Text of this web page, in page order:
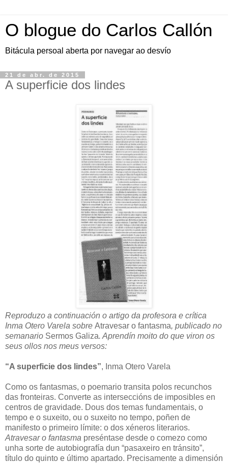
O blogue do Carlos Callón
Bitácula persoal aberta por navegar ao desvío
21 de abr. de 2015
A superficie dos lindes
Reproduzo a continuación o artigo da profesora e crítica
Inma Otero Varela sobre Atravesar o fantasma, publicado no
semanario Sermos Galiza. Aprendín moito do que viron os
seus ollos nos meus versos:
“A superficie dos lindes”, Inma Otero Varela
Como os fantasmas, o poemario transita polos recunchos
das fronteiras. Converte as interseccións de imposibles en
centros de gravidade. Dous dos temas fundamentais, o
tempo e o suxeito, ou o suxeito no tempo, poñen de
manifesto o primeiro límite: o dos xéneros literarios.
Atravesar o fantasma preséntase desde o comezo como
unha sorte de autobiografía dun “pasaxeiro en tránsito”,
título do quinto e último apartado. Precisamente a dimensión